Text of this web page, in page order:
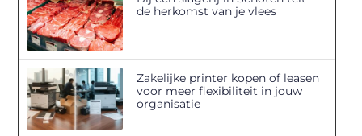
de herkomst van je vlees
Zakelijke printer kopen of leasen
voor meer flexibiliteit in jouw
organisatie